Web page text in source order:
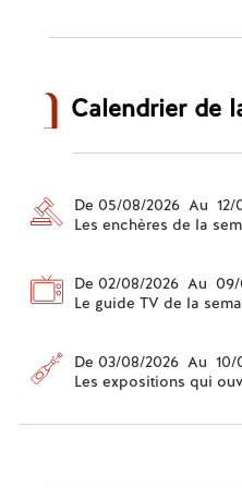
Calendrier de
De 05/08/2026 Au 12/
Les enchères de la
De 02/08/2026 Au 09/
Le guide TV de la
De 03/08/2026 Au 10/
Les expositions qui